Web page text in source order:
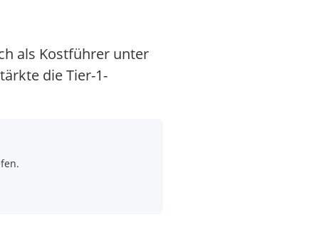
als Kostführer unter
die Tier-1-